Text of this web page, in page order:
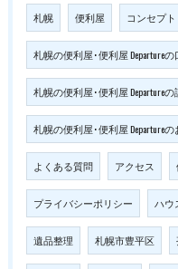
札幌 便利屋 コンセプト
札幌の便利屋･便利屋 Departure
札幌の便利屋･便利屋 Departure
札幌の便利屋･便利屋 Departure
よくある質問 アクセス
プライバシーポリシー ハウ
遺品整理 札幌市豊平区